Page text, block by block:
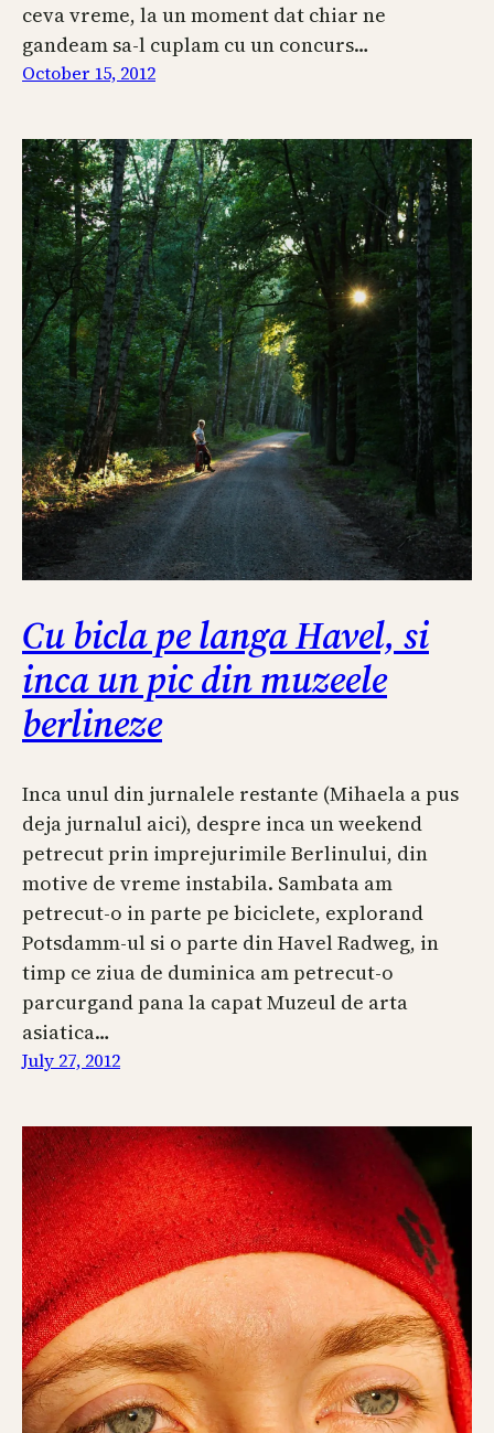
ceva vreme, la un moment dat chiar ne
gandeam sa-l cuplam cu un concurs…
October 15, 2012
Cu bicla pe langa Havel, si
inca un pic din muzeele
berlineze
Inca unul din jurnalele restante (Mihaela a pus
deja jurnalul aici), despre inca un weekend
petrecut prin imprejurimile Berlinului, din
motive de vreme instabila. Sambata am
petrecut-o in parte pe biciclete, explorand
Potsdamm-ul si o parte din Havel Radweg, in
timp ce ziua de duminica am petrecut-o
parcurgand pana la capat Muzeul de arta
asiatica…
July 27, 2012